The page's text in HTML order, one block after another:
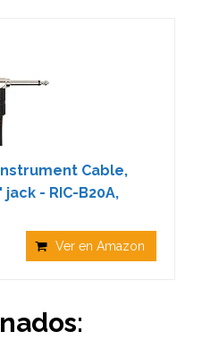
Cable,
- RIC-B20A,
Ver en Amazon